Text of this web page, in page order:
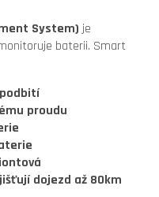
System) je
baterii. Smart
proudu
dojezd až 80km